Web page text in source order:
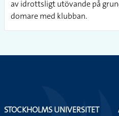
av idrottsligt utövande på
domare med klubban.
STOCKHOLMS UNIVERSITET